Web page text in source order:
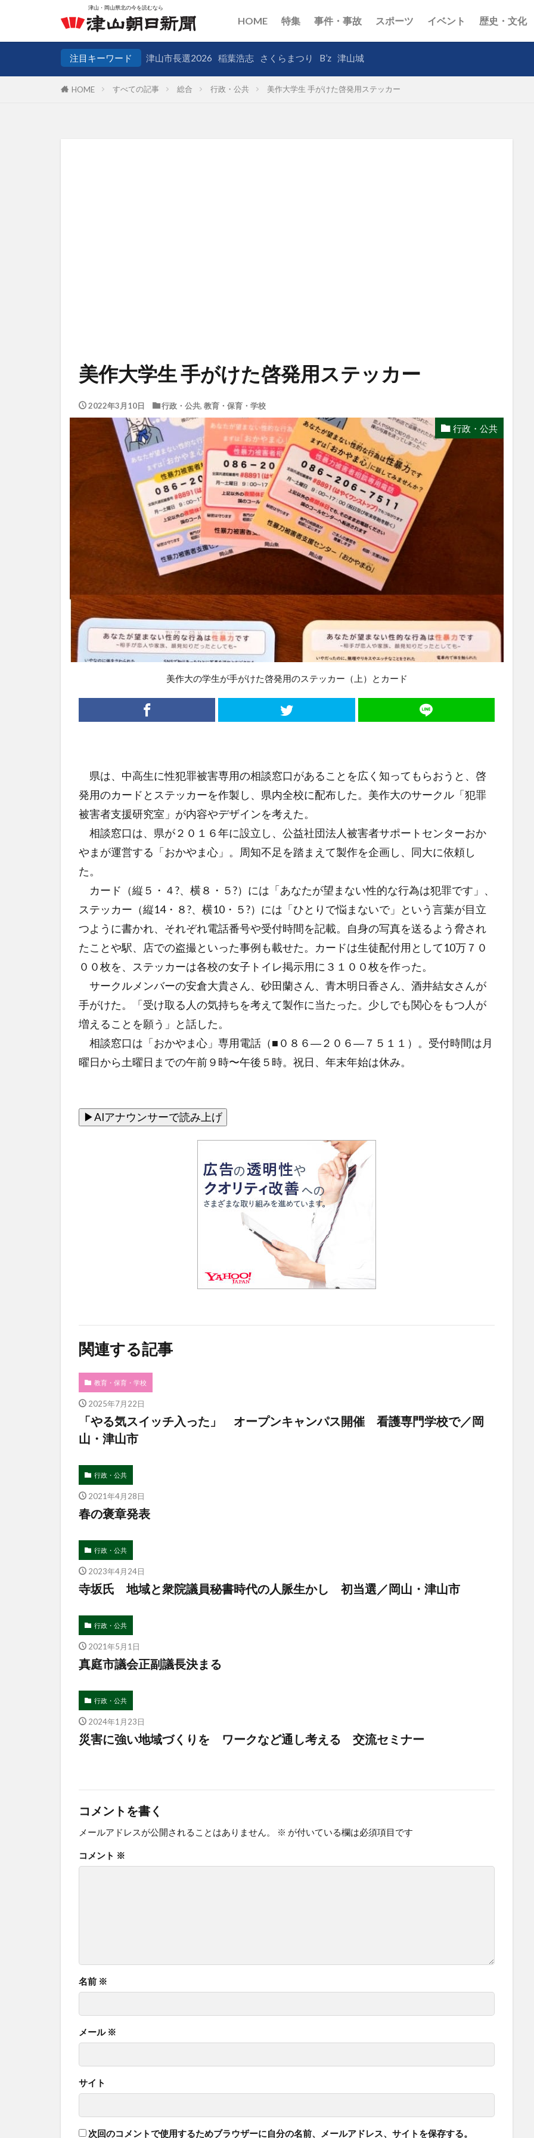
HOME 特集 事件・事故 スポーツ イベント 歴史・文化
注目キーワード 津山市長選2026 稲葉浩志 さくらまつり B’z 津山城
HOME すべての記事 総合 行政・公共 美作大学生 手がけた啓発用ステッカー
美作大学生 手がけた啓発用ステッカー
2022年3月10日 行政・公共, 教育・保育・学校
行政・公共
美作大の学生が手がけた啓発用のステッカー（上）とカード
県は、中高生に性犯罪被害専用の相談窓口があることを広く知ってもらおうと、啓
発用のカードとステッカーを作製し、県内全校に配布した。美作大のサークル「犯罪
被害者支援研究室」が内容やデザインを考えた。
相談窓口は、県が２０１６年に設立し、公益社団法人被害者サポートセンターおか
やまが運営する「おかやま心」。周知不足を踏まえて製作を企画し、同大に依頼し
た。
カード（縦５・４?、横８・５?）には「あなたが望まない性的な行為は犯罪です」、
ステッカー（縦14・８?、横10・５?）には「ひとりで悩まないで」という言葉が目立
つように書かれ、それぞれ電話番号や受付時間を記載。自身の写真を送るよう脅され
たことや駅、店での盗撮といった事例も載せた。カードは生徒配付用として10万７０
００枚を、ステッカーは各校の女子トイレ掲示用に３１００枚を作った。
サークルメンバーの安倉大貴さん、砂田蘭さん、青木明日香さん、酒井結女さんが
手がけた。「受け取る人の気持ちを考えて製作に当たった。少しでも関心をもつ人が
増えることを願う」と話した。
相談窓口は「おかやま心」専用電話（■０８６―２０６―７５１１）。受付時間は月
曜日から土曜日までの午前９時〜午後５時。祝日、年末年始は休み。
関連する記事
教育・保育・学校
2025年7月22日
「やる気スイッチ入った」 オープンキャンパス開催 看護専門学校で／岡
山・津山市
行政・公共
2021年4月28日
春の褒章発表
行政・公共
2023年4月24日
寺坂氏 地域と衆院議員秘書時代の人脈生かし 初当選／岡山・津山市
行政・公共
2021年5月1日
真庭市議会正副議長決まる
行政・公共
2024年1月23日
災害に強い地域づくりを ワークなど通し考える 交流セミナー
コメントを書く
メールアドレスが公開されることはありません。 ※ が付いている欄は必須項目です
コメント ※
名前 ※
メール ※
サイト
次回のコメントで使用するためブラウザーに自分の名前、メールアドレス、サイトを保存する。